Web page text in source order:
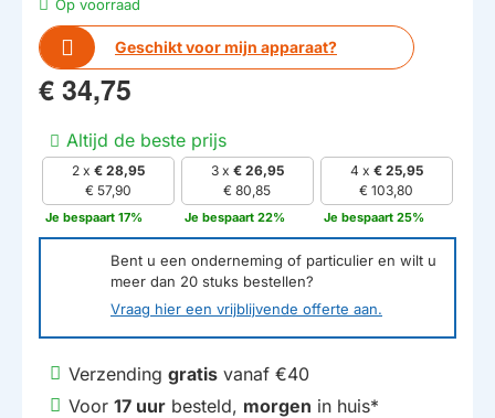
Op voorraad
Geschikt voor mijn apparaat?
€ 34,75
Altijd de beste prijs
2 x € 28,95
€ 57,90
Je bespaart 17%
3 x € 26,95
€ 80,85
Je bespaart 22%
4 x € 25,95
€ 103,80
Je bespaart 25%
Bent u een onderneming of particulier en wilt u
meer dan 20 stuks bestellen?
Vraag hier een vrijblijvende offerte aan.
Verzending gratis vanaf €40
Voor 17 uur besteld, morgen in huis*